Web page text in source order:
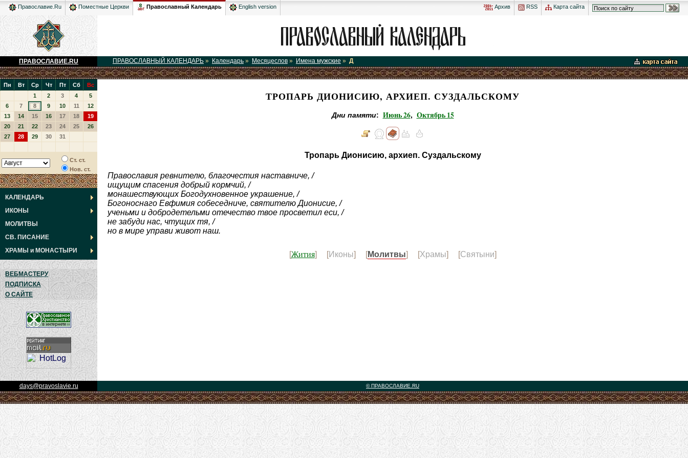
Архив RSS Карта сайта
Православие.Ru Поместные Церкви Православный Календарь English version
ПРАВОСЛАВИЕ.RU ПРАВОСЛАВНЫЙ КАЛЕНДАРЬ » Календарь » Месяцеслов » Имена мужские » Д
Пн Вт Ср Чт Пт Сб
Вс
1
2 3 4
5
6
7 8 9 10 11
12
13
14 15 16 17 18
19
20
21 22 23 24 25
26
27
28 29 30 31
Ст. ст.
Нов. ст.
КАЛЕНДАРЬ
ИКОНЫ
МОЛИТВЫ
СВ. ПИСАНИЕ
ХРАМЫ и МОНАСТЫРИ
ВЕБМАСТЕРУ
ПОДПИСКА
О САЙТЕ
ТРОПАРЬ ДИОНИСИЮ, АРХИЕП. СУЗДАЛЬСКОМУ
Дни памяти: Июнь 26, Октябрь 15
Тропарь Дионисию, архиеп. Суздальскому
Православия ревнителю, благочестия наставниче, /
ищущим спасения добрый кормчий, /
монашествующих Богодухновенное украшение, /
Богоноснаго Евфимия собеседниче, святителю Дионисие, /
ученьми и добродетельми отечество твое просветил еси, /
не забуди нас, чтущих тя, /
но в мире управи живот наш.
[Жития] [Иконы] [Молитвы] [Храмы] [Святыни]
days@pravoslavie.ru © ПРАВОСЛАВИЕ.RU